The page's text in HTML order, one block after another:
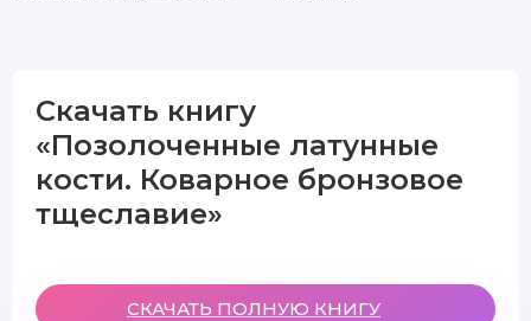
Скачать книгу
«Позолоченные латунные
кости. Коварное бронзовое
тщеславие»
СКАЧАТЬ ПОЛНУЮ КНИГУ